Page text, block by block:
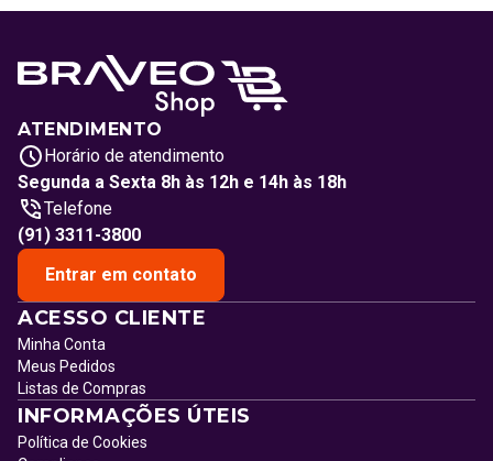
ATENDIMENTO
Horário de atendimento
Segunda a Sexta 8h às 12h e 14h às 18h
Telefone
(91) 3311-3800
Entrar em contato
ACESSO CLIENTE
Minha Conta
Meus Pedidos
Listas de Compras
INFORMAÇÕES ÚTEIS
Política de Cookies